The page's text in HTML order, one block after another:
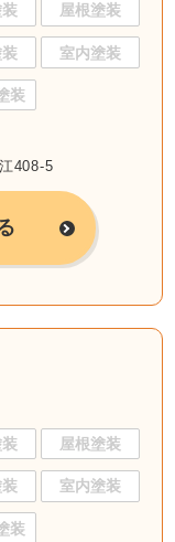
屋根塗装
装 室内塗装
装
408-5
屋根塗装
装 室内塗装
装